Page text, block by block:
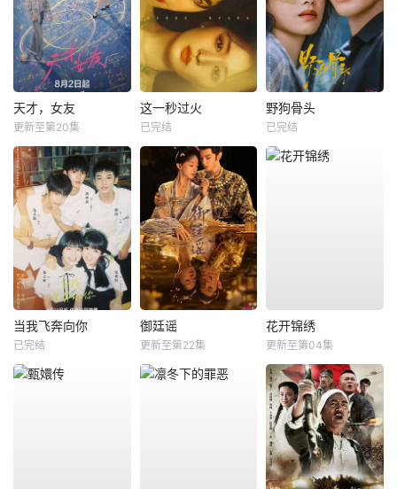
天才，女友
更新至第20集
这一秒过火
已完结
野狗骨头
已完结
当我飞奔向你
已完结
御廷谣
更新至第22集
花开锦绣
更新至第04集